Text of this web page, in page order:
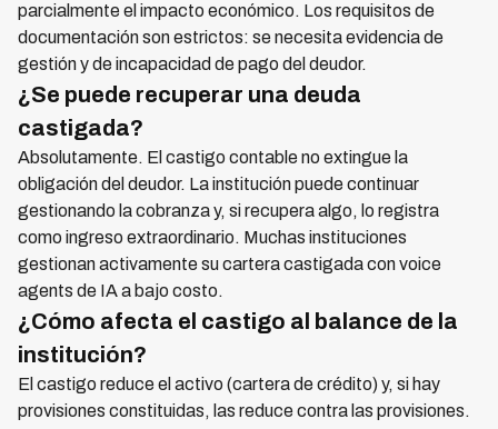
parcialmente el impacto económico. Los requisitos de
documentación son estrictos: se necesita evidencia de
gestión y de incapacidad de pago del deudor.
¿Se puede recuperar una deuda
castigada?
Absolutamente. El castigo contable no extingue la
obligación del deudor. La institución puede continuar
gestionando la cobranza y, si recupera algo, lo registra
como ingreso extraordinario. Muchas instituciones
gestionan activamente su cartera castigada con voice
agents de IA a bajo costo.
¿Cómo afecta el castigo al balance de la
institución?
El castigo reduce el activo (cartera de crédito) y, si hay
provisiones constituidas, las reduce contra las provisiones.